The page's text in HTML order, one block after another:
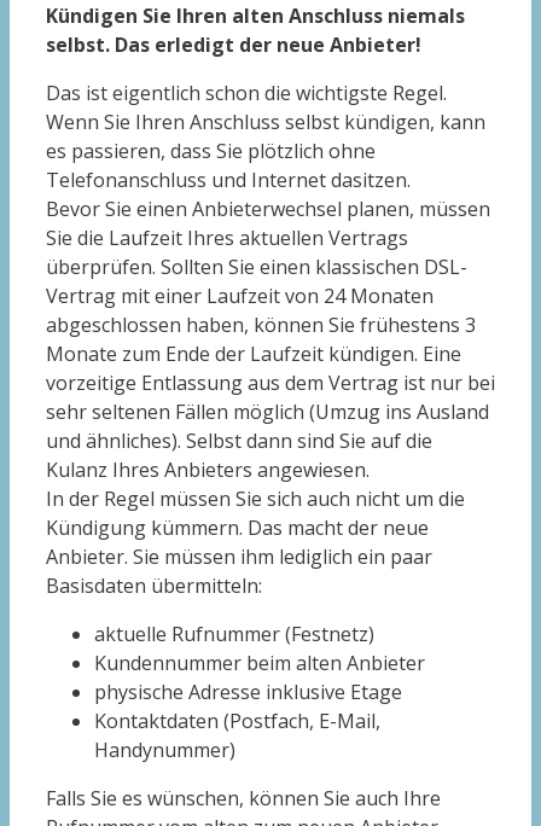
Kündigen Sie Ihren alten Anschluss niemals
selbst. Das erledigt der neue Anbieter!
Das ist eigentlich schon die wichtigste Regel.
Wenn Sie Ihren Anschluss selbst kündigen, kann
es passieren, dass Sie plötzlich ohne
Telefonanschluss und Internet dasitzen.
Bevor Sie einen Anbieterwechsel planen, müssen
Sie die Laufzeit Ihres aktuellen Vertrags
überprüfen. Sollten Sie einen klassischen DSL-
Vertrag mit einer Laufzeit von 24 Monaten
abgeschlossen haben, können Sie frühestens 3
Monate zum Ende der Laufzeit kündigen. Eine
vorzeitige Entlassung aus dem Vertrag ist nur bei
sehr seltenen Fällen möglich (Umzug ins Ausland
und ähnliches). Selbst dann sind Sie auf die
Kulanz Ihres Anbieters angewiesen.
In der Regel müssen Sie sich auch nicht um die
Kündigung kümmern. Das macht der neue
Anbieter. Sie müssen ihm lediglich ein paar
Basisdaten übermitteln:
aktuelle Rufnummer (Festnetz)
Kundennummer beim alten Anbieter
physische Adresse inklusive Etage
Kontaktdaten (Postfach, E-Mail,
Handynummer)
Falls Sie es wünschen, können Sie auch Ihre